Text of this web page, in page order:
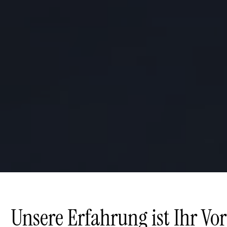
Unsere Erfahrung ist Ihr